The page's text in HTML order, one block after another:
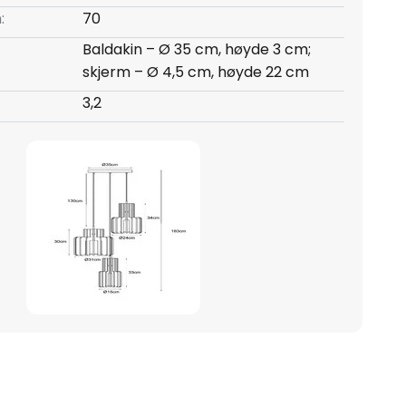
70
Baldakin – Ø 35 cm, høyde 3 cm;
skjerm – Ø 4,5 cm, høyde 22 cm
3,2